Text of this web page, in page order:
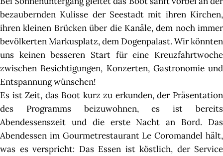
bezaubernden Kulisse der Seestadt mit ihren Kirchen,
ihren kleinen Brücken über die Kanäle, dem noch immer
bevölkerten Markusplatz, dem Dogenpalast. Wir könnten
uns keinen besseren Start für eine Kreuzfahrtwoche
zwischen Besichtigungen, Konzerten, Gastronomie und
Entspannung wünschen!
Es ist Zeit, das Boot kurz zu erkunden, der Präsentation
des Programms beizuwohnen, es ist bereits
Abendessenszeit und die erste Nacht an Bord. Das
Abendessen im Gourmetrestaurant Le Coromandel hält,
was es verspricht: Das Essen ist köstlich, der Service